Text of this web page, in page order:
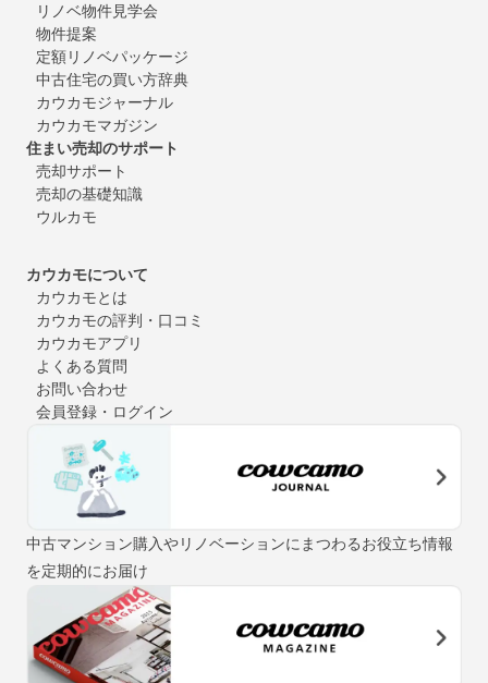
リノベ物件見学会
物件提案
定額リノベパッケージ
中古住宅の買い方辞典
カウカモジャーナル
カウカモマガジン
住まい売却のサポート
売却サポート
売却の基礎知識
ウルカモ
カウカモについて
カウカモとは
カウカモの評判・口コミ
カウカモアプリ
よくある質問
お問い合わせ
会員登録・ログイン
中古マンション購入やリノベーションにまつわるお役立ち情報
を定期的にお届け